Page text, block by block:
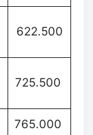
622.500
725.500
765.000